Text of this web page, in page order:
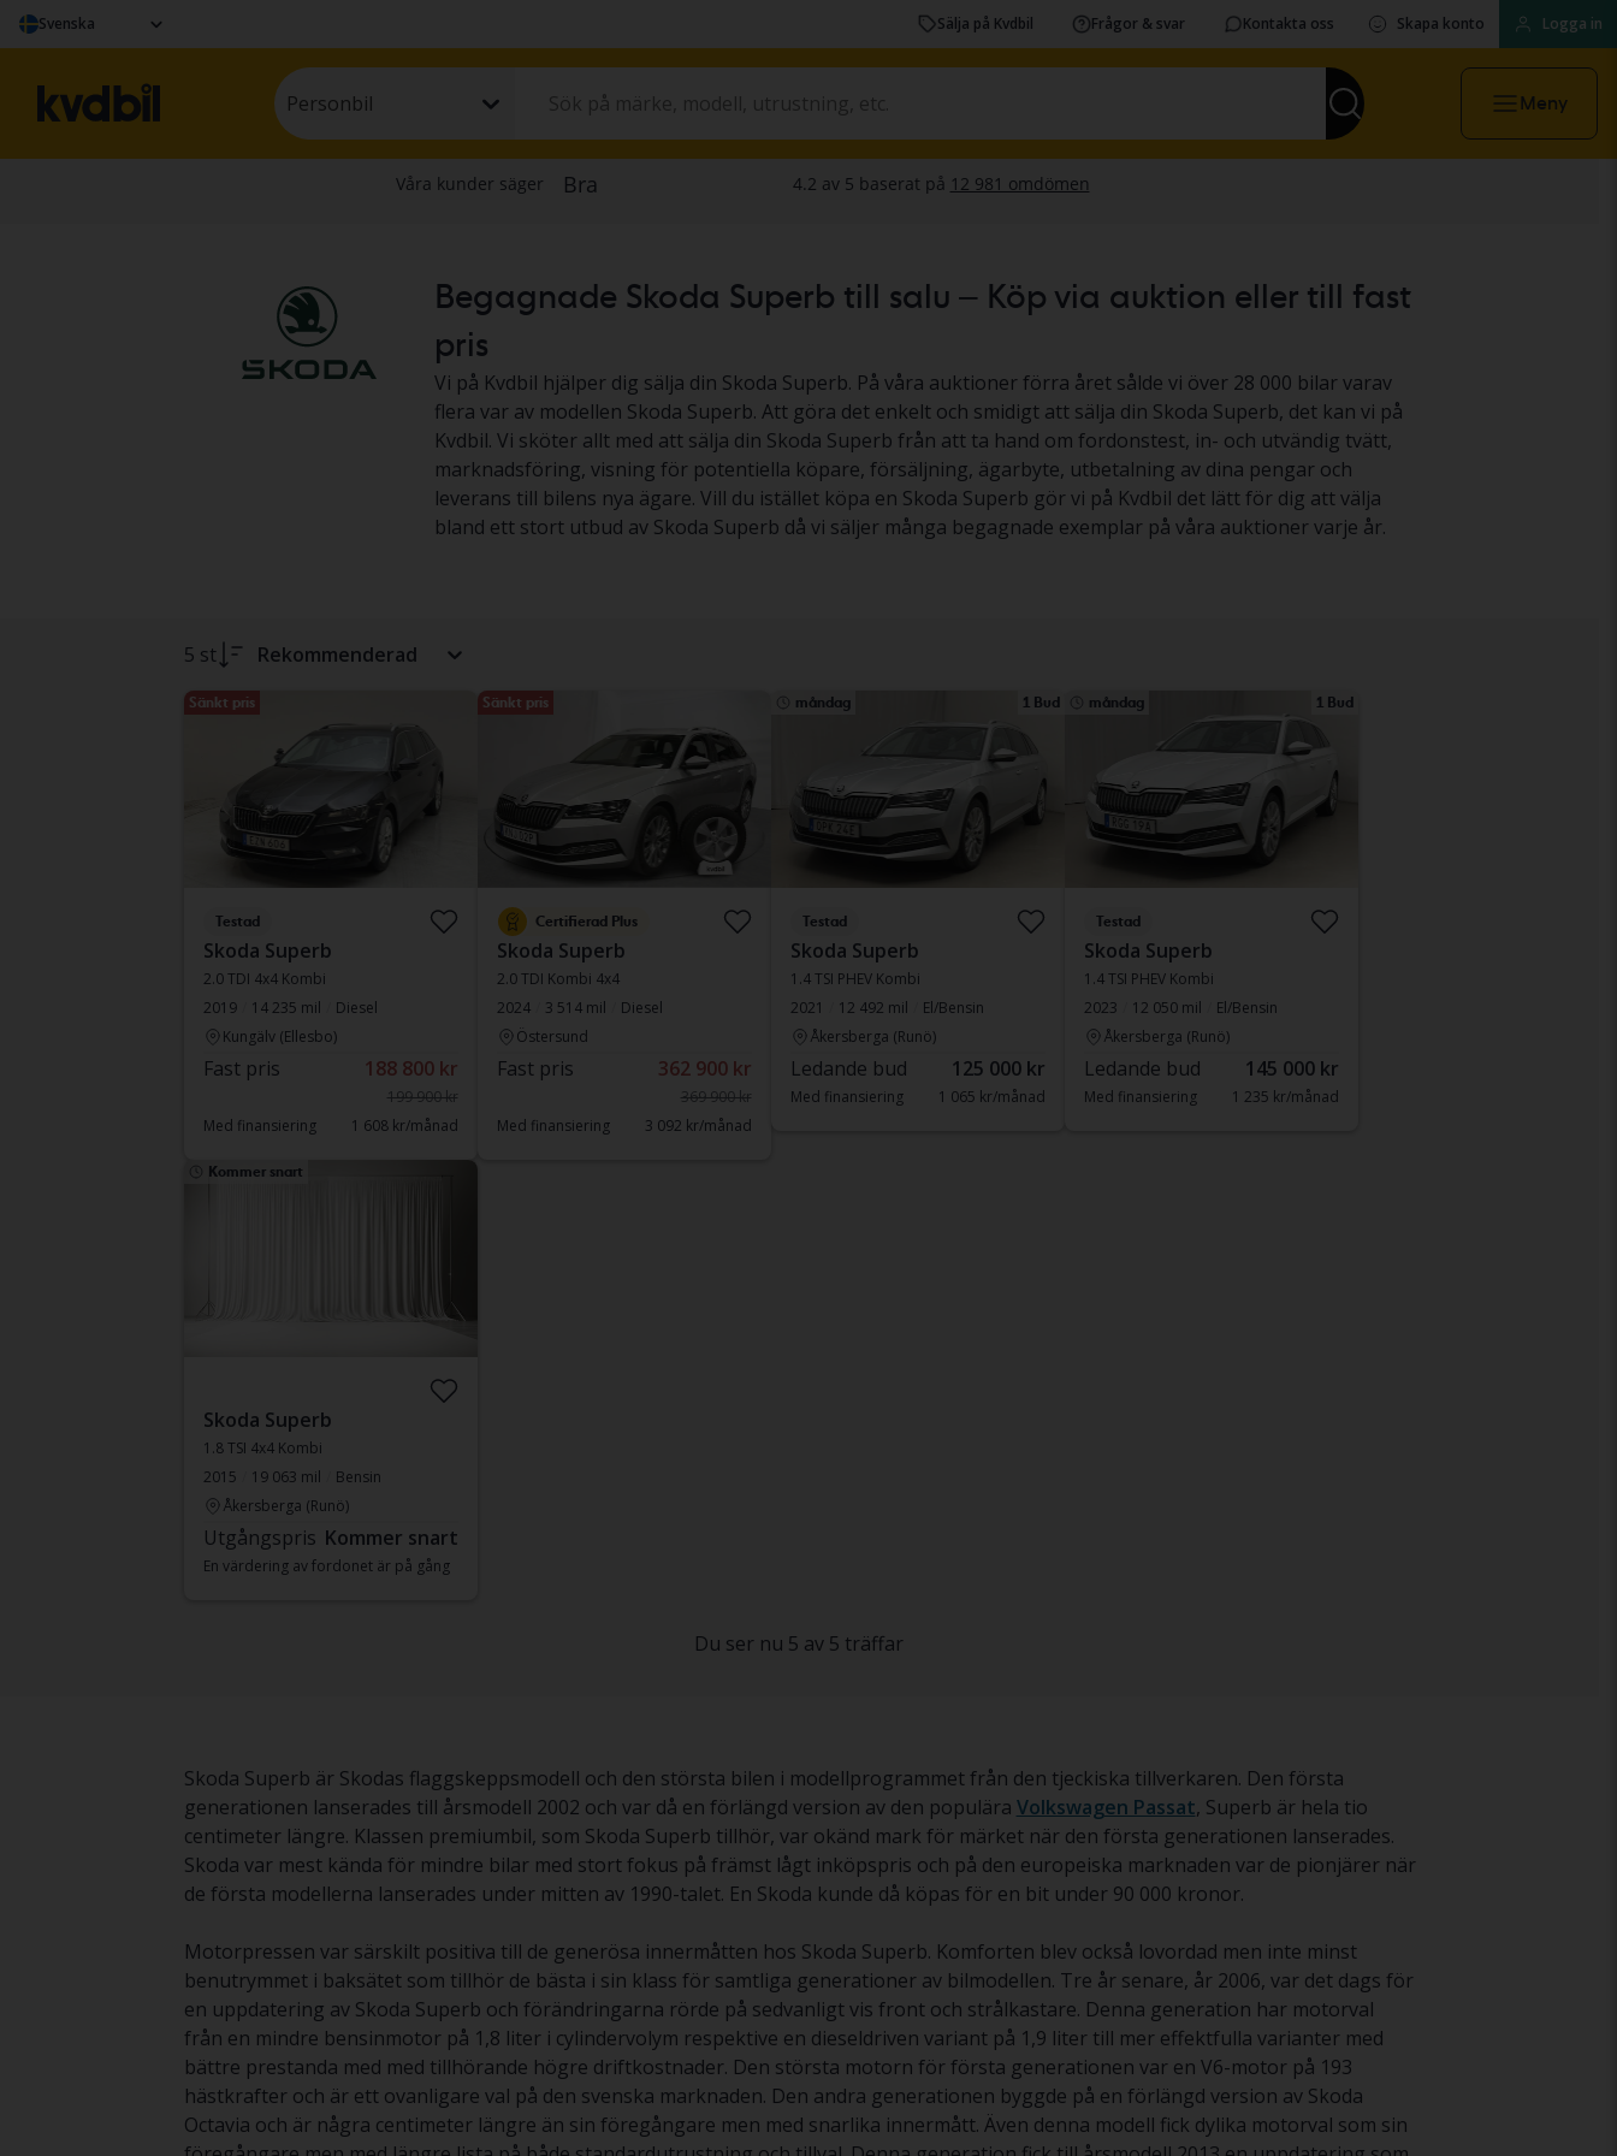
Svenska Sälja på Kvdbil Frågor & svar Kontakta oss Skapa konto Logga in
Personbil Meny
Begagnade Skoda Superb till salu – Köp via auktion eller till fast
pris
Vi på Kvdbil hjälper dig sälja din Skoda Superb. På våra auktioner förra året sålde vi över 28 000 bilar varav
flera var av modellen Skoda Superb. Att göra det enkelt och smidigt att sälja din Skoda Superb, det kan vi på
Kvdbil. Vi sköter allt med att sälja din Skoda Superb från att ta hand om fordonstest, in- och utvändig tvätt,
marknadsföring, visning för potentiella köpare, försäljning, ägarbyte, utbetalning av dina pengar och
leverans till bilens nya ägare. Vill du istället köpa en Skoda Superb gör vi på Kvdbil det lätt för dig att välja
bland ett stort utbud av Skoda Superb då vi säljer många begagnade exemplar på våra auktioner varje år.
5 st Rekommenderad
Sänkt pris
Testad
Skoda Superb
2.0 TDI 4x4 Kombi
2019
14 235 mil
Diesel
Kungälv (Ellesbo)
Fast pris 188 800 kr
199 900 kr
Med finansiering
1 608 kr/månad
Sänkt pris
Certifierad Plus
Skoda Superb
2.0 TDI Kombi 4x4
2024
3 514 mil
Diesel
Östersund
Fast pris 362 900 kr
369 900 kr
Med finansiering
3 092 kr/månad
måndag 1 Bud
Testad
Skoda Superb
1.4 TSI PHEV Kombi
2021
12 492 mil
El/Bensin
Åkersberga (Runö)
Ledande bud 125 000 kr
Med finansiering 1 065 kr/månad
måndag 1 Bud
Testad
Skoda Superb
1.4 TSI PHEV Kombi
2023
12 050 mil
El/Bensin
Åkersberga (Runö)
Ledande bud 145 000 kr
Med finansiering 1 235 kr/månad
Kommer snart
Skoda Superb
1.8 TSI 4x4 Kombi
2015
19 063 mil
Bensin
Åkersberga (Runö)
Utgångspris Kommer snart
En värdering av fordonet är på gång
Du ser nu 5 av 5 träffar
Skoda Superb är Skodas flaggskeppsmodell och den största bilen i modellprogrammet från den tjeckiska tillverkaren. Den första
generationen lanserades till årsmodell 2002 och var då en förlängd version av den populära Volkswagen Passat, Superb är hela tio
centimeter längre. Klassen premiumbil, som Skoda Superb tillhör, var okänd mark för märket när den första generationen lanserades.
Skoda var mest kända för mindre bilar med stort fokus på främst lågt inköpspris och på den europeiska marknaden var de pionjärer när
de första modellerna lanserades under mitten av 1990-talet. En Skoda kunde då köpas för en bit under 90 000 kronor.
Motorpressen var särskilt positiva till de generösa innermåtten hos Skoda Superb. Komforten blev också lovordad men inte minst
benutrymmet i baksätet som tillhör de bästa i sin klass för samtliga generationer av bilmodellen. Tre år senare, år 2006, var det dags för
en uppdatering av Skoda Superb och förändringarna rörde på sedvanligt vis front och strålkastare. Denna generation har motorval
från en mindre bensinmotor på 1,8 liter i cylindervolym respektive en dieseldriven variant på 1,9 liter till mer effektfulla varianter med
bättre prestanda med med tillhörande högre driftkostnader. Den största motorn för första generationen var en V6-motor på 193
hästkrafter och är ett ovanligare val på den svenska marknaden. Den andra generationen byggde på en förlängd version av Skoda
Octavia och är några centimeter längre än sin föregångare men med snarlika innermått. Även denna modell fick dylika motorval som sin